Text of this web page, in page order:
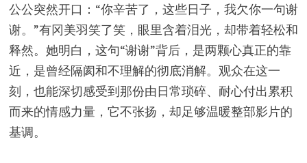
公公突然开口：“你辛苦了，这些日子，我欠你一句谢
谢。”有冈美羽笑了笑，眼里含着泪光，却带着轻松和
释然。她明白，这句“谢谢”背后，是两颗心真正的靠
近，是曾经隔阂和不理解的彻底消解。观众在这一
刻，也能深切感受到那份由日常琐碎、耐心付出累积
而来的情感力量，它不张扬，却足够温暖整部影片的
基调。